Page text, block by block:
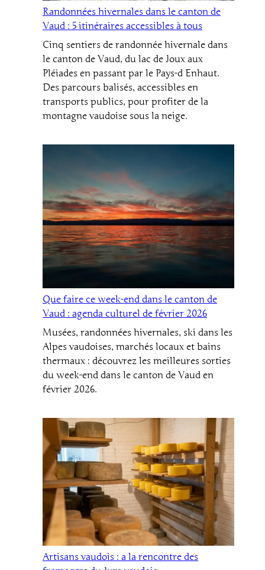
Randonnées hivernales dans le canton de
Vaud : 5 itinéraires accessibles à tous
Cinq sentiers de randonnée hivernale dans
le canton de Vaud, du lac de Joux aux
Pléiades en passant par le Pays-d Enhaut.
Des parcours balisés, accessibles en
transports publics, pour profiter de la
montagne vaudoise sous la neige.
Que faire ce week-end dans le canton de
Vaud : agenda culturel de février 2026
Musées, randonnées hivernales, ski dans les
Alpes vaudoises, marchés locaux et bains
thermaux : découvrez les meilleures sorties
du week-end dans le canton de Vaud en
février 2026.
Artisans vaudois : a la rencontre des